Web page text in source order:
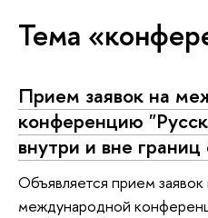
Тема
Прием заявок на
конференцию
внутри и вне
Объявляется прием заявок
международной